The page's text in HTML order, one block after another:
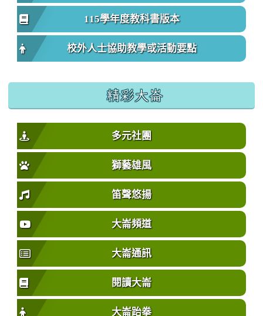
115學年度教科書版本
校外人士協助教學或活動要點
精彩大崙
多元社團
獅藝雄風
笛聲悠揚
大崙頻道
大崙通訊
閱讀大崙
大崙跆拳